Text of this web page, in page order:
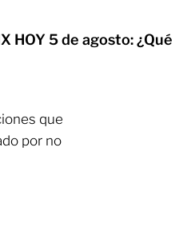
HOY 5 de agosto: ¿Qué
que
por no